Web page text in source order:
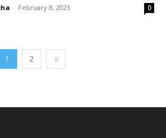
- February 8, 2023 0
1 2